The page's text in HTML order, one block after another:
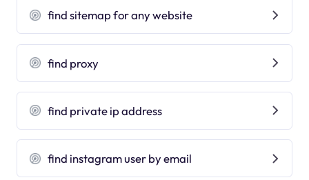
find sitemap for any website
find proxy
find private ip address
find instagram user by email